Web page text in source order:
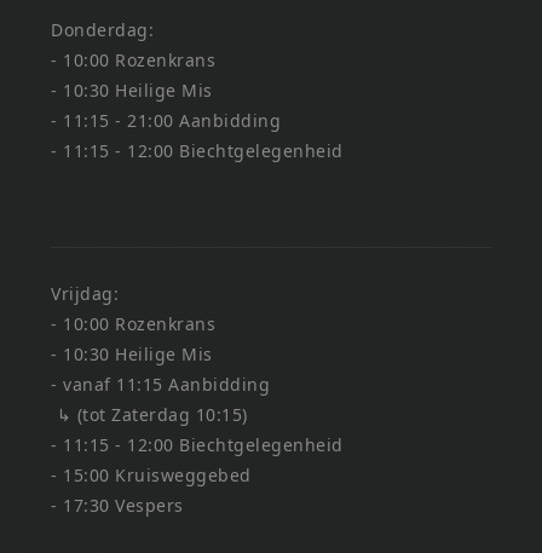
Donderdag:
- 10:00 Rozenkrans
- 10:30 Heilige Mis
- 11:15 - 21:00 Aanbidding
- 11:15 - 12:00 Biechtgelegenheid
Vrijdag:
- 10:00 Rozenkrans
- 10:30 Heilige Mis
- vanaf 11:15 Aanbidding
↳ (tot Zaterdag 10:15)
- 11:15 - 12:00 Biechtgelegenheid
- 15:00 Kruisweggebed
- 17:30 Vespers